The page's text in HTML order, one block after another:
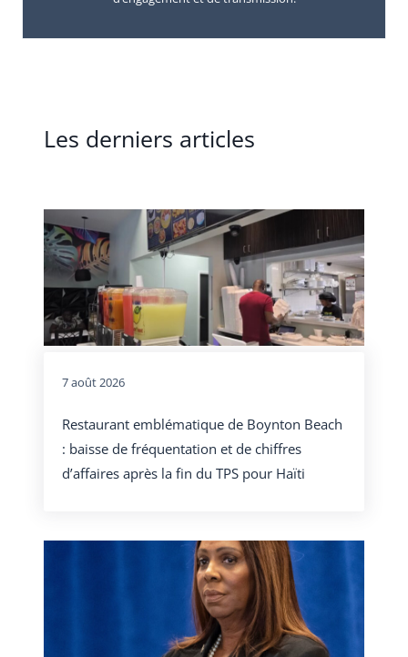
Les derniers articles
7 août 2026
Restaurant emblématique de Boynton Beach
: baisse de fréquentation et de chiffres
d’affaires après la fin du TPS pour Haïti